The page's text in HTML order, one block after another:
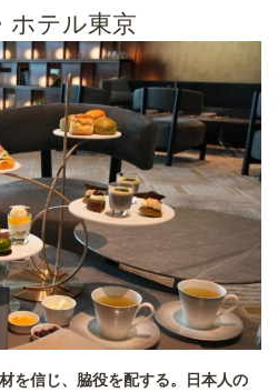
ホテル東京
を信じ、脇役を配する。日本人の